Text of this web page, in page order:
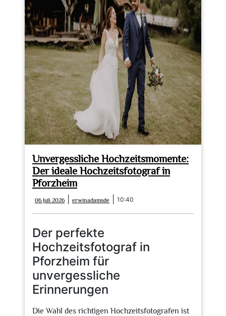
Unvergessliche Hochzeitsmomente:
Der ideale Hochzeitsfotograf in
Pforzheim
06 Juli 2026
Juli
2026
erwinadamsde erwinadamsde
10:40
Der perfekte
Hochzeitsfotograf in
Pforzheim für
unvergessliche
Erinnerungen
Die Wahl des richtigen Hochzeitsfotografen ist